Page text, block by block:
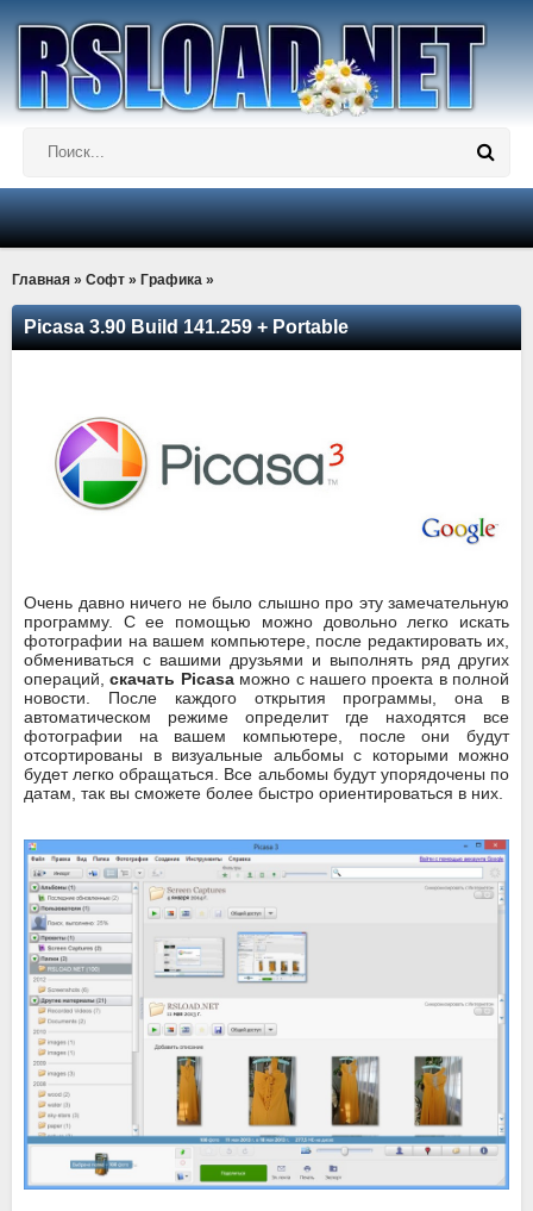
Главная » Софт » Графика »
Picasa 3.90 Build 141.259 + Portable
Очень давно ничего не было слышно про эту замечательную
программу. С ее помощью можно довольно легко искать
фотографии на вашем компьютере, после редактировать их,
обмениваться с вашими друзьями и выполнять ряд других
операций,скачать Picasaможно с нашего проекта в полной
новости. После каждого открытия программы, она в
автоматическом режиме определит где находятся все
фотографии на вашем компьютере, после они будут
отсортированы в визуальные альбомы с которыми можно
будет легко обращаться. Все альбомы будут упорядочены по
датам, так вы сможете более быстро ориентироваться в них.